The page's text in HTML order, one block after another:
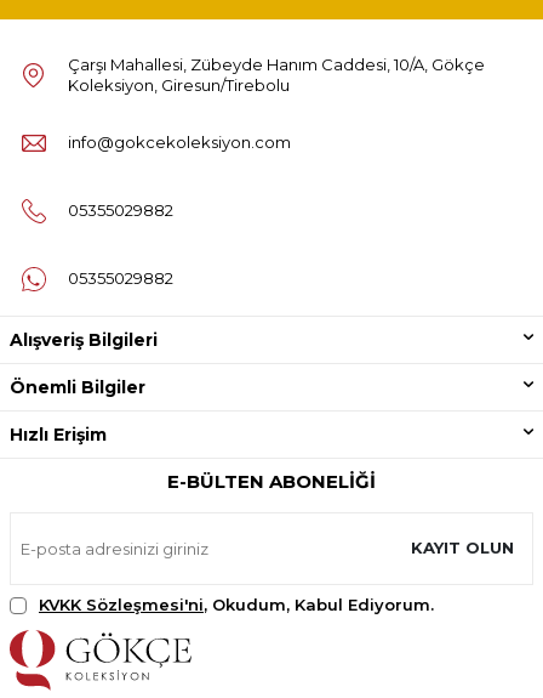
Çarşı Mahallesi, Zübeyde Hanım Caddesi, 10/A, Gökçe
Koleksiyon, Giresun/Tirebolu
info@gokcekoleksiyon.com
05355029882
05355029882
Alışveriş Bilgileri
Önemli Bilgiler
Hızlı Erişim
E-BÜLTEN ABONELIĞI
KAYIT OLUN
KVKK Sözleşmesi'ni, Okudum, Kabul Ediyorum.